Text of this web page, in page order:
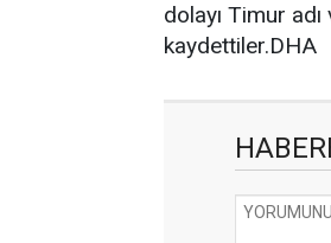
dolayı Timur
kaydettiler.DHA